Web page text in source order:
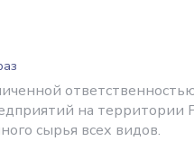
на территории
сырья всех видов.